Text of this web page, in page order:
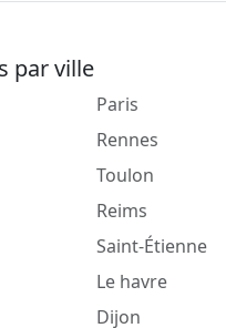
par ville
Paris
Rennes
Toulon
Reims
Saint-Étienne
Le havre
Dijon